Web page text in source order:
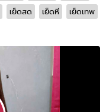
เย็ดสด เย็ดหี
เย็ดเทพ